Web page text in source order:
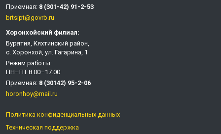
Приемная: 8 (301-42) 91-2-53
brtsipt@govrb.ru
Хоронхойский филиал:
Бурятия, Кяхтинский район,
с. Хоронхой, ул. Гагарина, 1
Режим работы:
ПН–ПТ 8:00–17:00
Приемная: 8 (30142) 95-2-06
horonhoy@mail.ru
Политика конфиденциальных данных
Техническая поддержка